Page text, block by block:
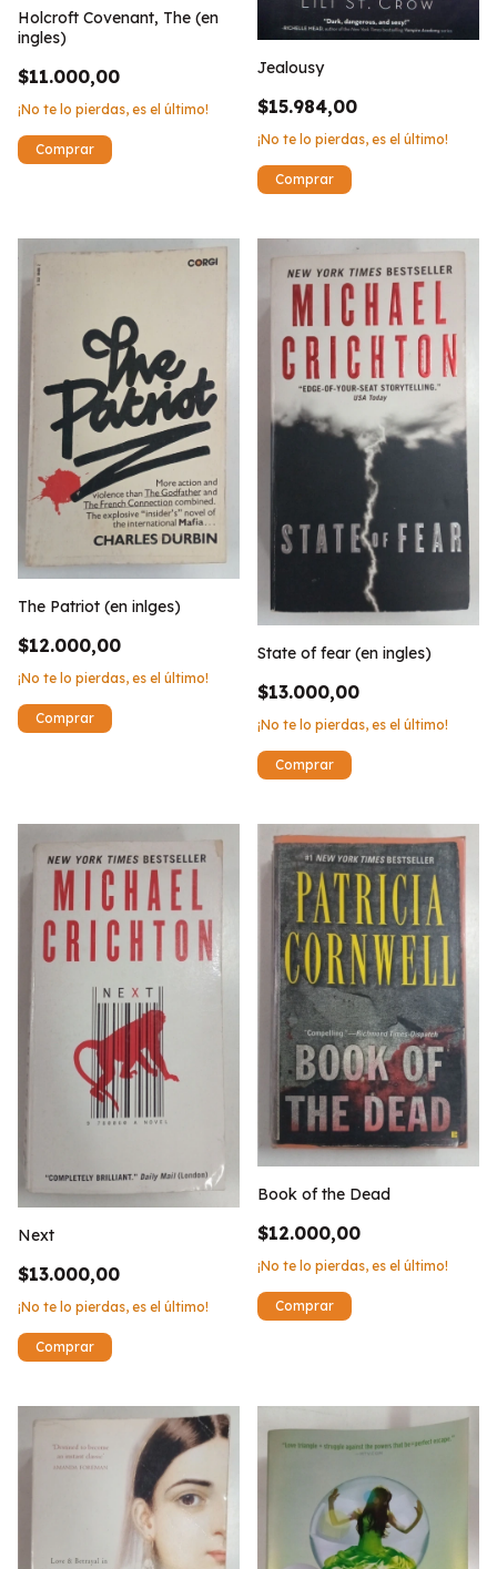
Holcroft Covenant, The (en
ingles)
$11.000,00
¡No te lo pierdas, es el último!
Jealousy
$15.984,00
¡No te lo pierdas, es el último!
The Patriot (en inlges)
$12.000,00
¡No te lo pierdas, es el último!
State of fear (en ingles)
$13.000,00
¡No te lo pierdas, es el último!
Next
$13.000,00
¡No te lo pierdas, es el último!
Book of the Dead
$12.000,00
¡No te lo pierdas, es el último!